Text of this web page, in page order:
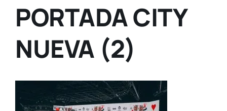
PORTADA CITY
NUEVA (2)